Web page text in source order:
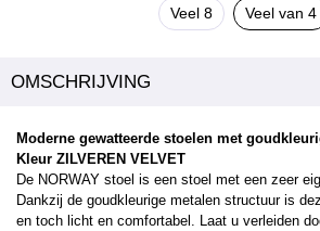
Veel 8 Veel van 4
OMSCHRIJVING
Moderne gewatteerde stoelen met
Kleur ZILVEREN VELVET
De NORWAY stoel is een stoel met een zeer
Dankzij de goudkleurige metalen structuur is
en toch licht en comfortabel. Laat u verleiden